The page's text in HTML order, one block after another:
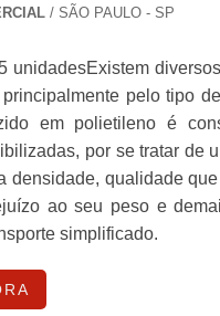
/ SÃO PAULO - SP
unidadesExistem
pelo tipo
em polietileno é
por se tratar de
densidade, qualidade
ao seu peso e
simplificado.